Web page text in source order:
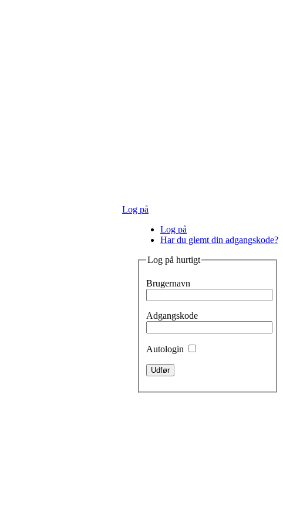
Log på
Log på
Har du glemt din adgangskode?
Log på hurtigt
Brugernavn
Adgangskode
Autologin